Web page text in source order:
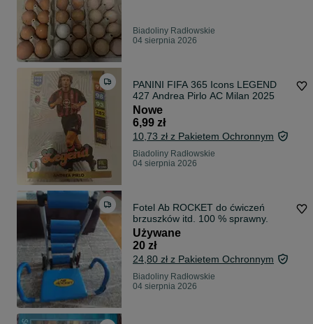
Biadoliny Radłowskie
04 sierpnia 2026
PANINI FIFA 365 Icons LEGEND
427 Andrea Pirlo AC Milan 2025
Nowe
6,99 zł
10,73 zł z Pakietem Ochronnym
Biadoliny Radłowskie
04 sierpnia 2026
Fotel Ab ROCKET do ćwiczeń
brzuszków itd. 100 % sprawny.
Używane
20 zł
24,80 zł z Pakietem Ochronnym
Biadoliny Radłowskie
04 sierpnia 2026